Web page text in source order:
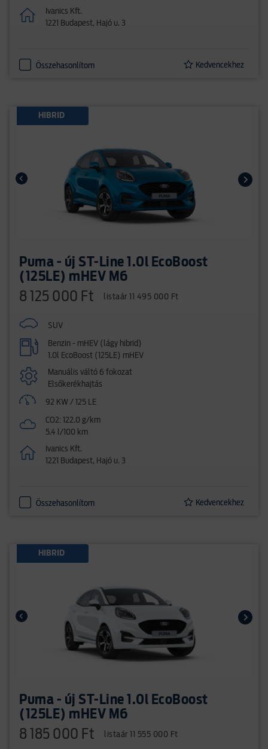
Ivanics Kft.
1221 Budapest, Hajó u. 3
Összehasonlítom Kedvencekhez
HIBRID
Puma - új ST-Line 1.0l EcoBoost
(125LE) mHEV M6
8 125 000 Ft listaár 11 495 000 Ft
SUV
Benzin - mHEV (lágy hibrid)
1.0l EcoBoost (125LE) mHEV
Manuális váltó 6 fokozat
Elsőkerékhajtás
92 KW / 125 LE
CO2: 122.0 g/km
5.4 l/100 km
Ivanics Kft.
1221 Budapest, Hajó u. 3
Összehasonlítom Kedvencekhez
HIBRID
Puma - új ST-Line 1.0l EcoBoost
(125LE) mHEV M6
8 185 000 Ft listaár 11 555 000 Ft